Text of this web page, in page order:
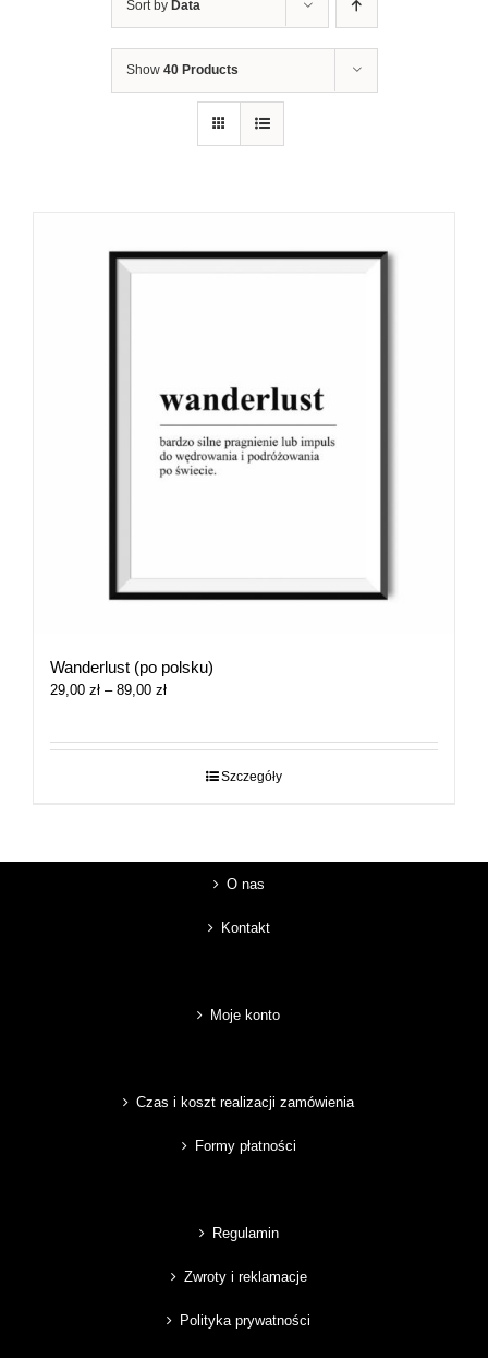
Sort by Data
Show 40 Products
Wanderlust (po polsku)
29,00 zł – 89,00 złZakres
29,00 zł
Szczegóły
O nas
Kontakt
Moje konto
Czas i koszt realizacji zamówienia
Formy płatności
Regulamin
Zwroty i reklamacje
Polityka prywatności